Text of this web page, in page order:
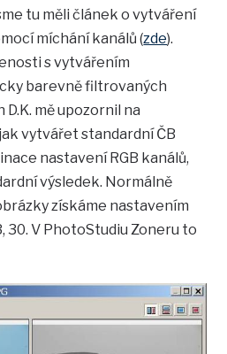
tu měli článek o vytváření
míchání kanálů (zde).
s vytvářením
barevně filtrovaných
mě upozornil na
vytvářet standardní ČB
nastavení RGB kanálů,
výsledek. Normálně
získáme nastavením
30. V PhotoStudiu Zoneru to